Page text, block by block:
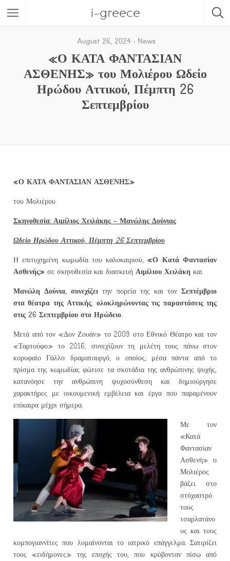
i-greece
August 26, 2024 News
«Ο ΚΑΤΑ ΦΑΝΤΑΣΙΑΝ
ΑΣΘΕΝΗΣ» του Μολιέρου Ωδείο
Ηρώδου Αττικού, Πέμπτη 26
Σεπτεμβρίου
«Ο ΚΑΤΑ ΦΑΝΤΑΣΙΑΝ ΑΣΘΕΝΗΣ»
του Μολιέρου
Σκηνοθεσία: Αιμίλιος Χειλάκης – Μανώλης Δούνιας
Ωδείο Ηρώδου Αττικού, Πέμπτη 26 Σεπτεμβρίου
Η επιτυχημένη κωμωδία του καλοκαιριού,«Ο Κατά Φαντασίαν
Ασθενής» σε σκηνοθεσία και διασκευή Αιμίλιου Χειλάκη και
Μανώλη Δούνια, συνεχίζειτην πορεία της και τον Σεπτέμβριο
στα θέατρα της Αττικής ολοκληρώνοντας τις παραστάσεις της
στις 26 Σεπτεμβρίου στο Ηρώδειο.
Μετά από τον «Δον Ζουάν» το 2009 στο Εθνικό Θέατρο και τον
«Ταρτούφο» το 2016, συνεχίζουν τη μελέτη τους πάνω στον
κορυφαίο Γάλλο δραματουργό, ο οποίος, μέσα πάντα από το
πρίσμα της κωμωδίας φώτισε τα σκοτάδια της ανθρώπινης ψυχής,
κατανόησε την ανθρώπινη ψυχοσύνθεση και δημιούργησε
χαρακτήρες με οικουμενική εμβέλεια και έργα που παραμένουν
επίκαιρα μέχρι σήμερα.
Με τον
«Κατά
Φαντασίαν
Ασθενή» ο
Μολιέρος
βάζει στο
στόχαστρό
τους
τσαρλατάνο
υς και τους
κομπογιαννίτες που λυμαίνονται το ιατρικό επάγγελμα. Σατιρίζει
τους «ειδήμονες» της εποχής του, που κρύβονταν πίσω από